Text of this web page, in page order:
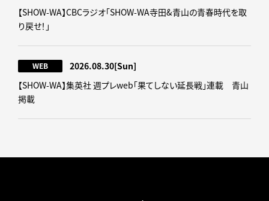
【SHOW-WA】CBCラジオ｢SHOW-WA寺田&青山の青春時代を取
り戻せ！｣
WEB 2026.08.30[Sun]
【SHOW-WA】集英社 週プレweb｢果てしない延長戦｣連載 青山
掲載